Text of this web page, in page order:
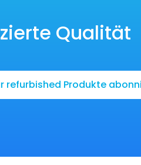
Qualität
refurbished Produkte